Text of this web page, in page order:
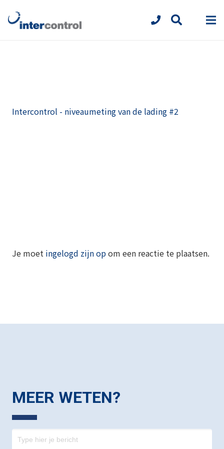
Intercontrol - niveaumeting van de lading #2
Je moet ingelogd zijn opom een reactie te plaatsen.
MEER WETEN?
Contact